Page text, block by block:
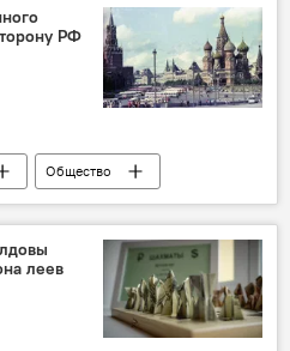
банки Молдовы
РФ
Общество
евроинтеграция
леев